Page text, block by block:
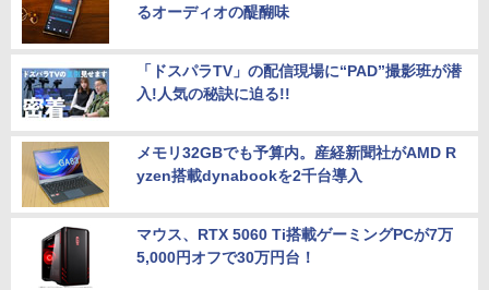
るオーディオの醍醐味
「ドスパラTV」の配信現場に“PAD”撮影班が潜
入!人気の秘訣に迫る!!
メモリ32GBでも予算内。産経新聞社がAMD R
yzen搭載dynabookを2千台導入
マウス、RTX 5060 Ti搭載ゲーミングPCが7万
5,000円オフで30万円台！